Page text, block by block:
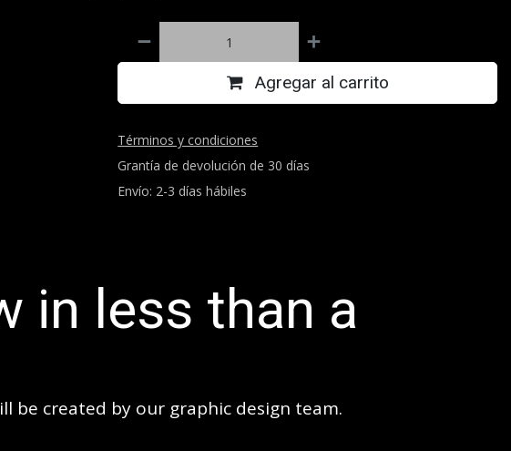
Agregar al carrito
Términos y condiciones
Grantía de devolución de 30 días
Envío: 2-3 días hábiles
in less than a
be created by our graphic design team.